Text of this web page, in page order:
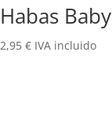
Habas Baby
2,95 € IVA incluido